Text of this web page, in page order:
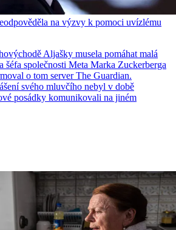
na výzvy k pomoci uvízlému
Aljašky musela pomáhat malá
společnosti Meta Marka Zuckerberga
o tom server The Guardian.
svého mluvčího nebyl v době
posádky komunikovali na jiném